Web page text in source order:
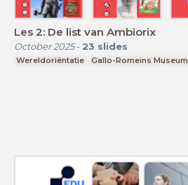
Les 2: De list van Ambiorix
October 2025- 23 slides
Wereldoriëntatie Gallo-Romeins Museum